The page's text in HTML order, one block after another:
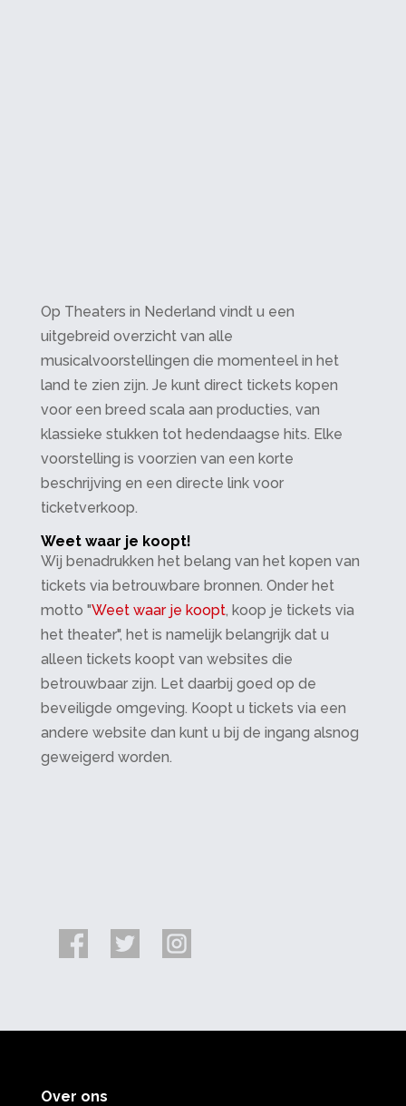
Op Theaters in Nederland vindt u een
uitgebreid overzicht van alle
musicalvoorstellingen die momenteel in het
land te zien zijn. Je kunt direct tickets kopen
voor een breed scala aan producties, van
klassieke stukken tot hedendaagse hits. Elke
voorstelling is voorzien van een korte
beschrijving en een directe link voor
ticketverkoop.
Weet waar je koopt!
Wij benadrukken het belang van het kopen van
tickets via betrouwbare bronnen. Onder het
motto "Weet waar je koopt, koop je tickets via
het theater", het is namelijk belangrijk dat u
alleen tickets koopt van websites die
betrouwbaar zijn. Let daarbij goed op de
beveiligde omgeving. Koopt u tickets via een
andere website dan kunt u bij de ingang alsnog
geweigerd worden.
Over ons